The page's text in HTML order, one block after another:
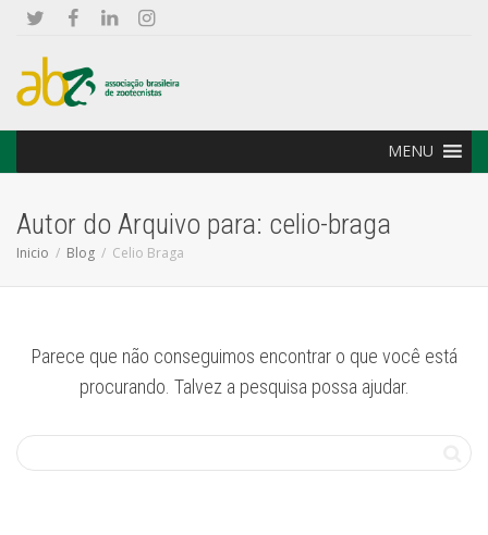
MENU
Autor do Arquivo para: celio-braga
Inicio Blog Celio Braga
Parece que não conseguimos encontrar o que você está
procurando. Talvez a pesquisa possa ajudar.